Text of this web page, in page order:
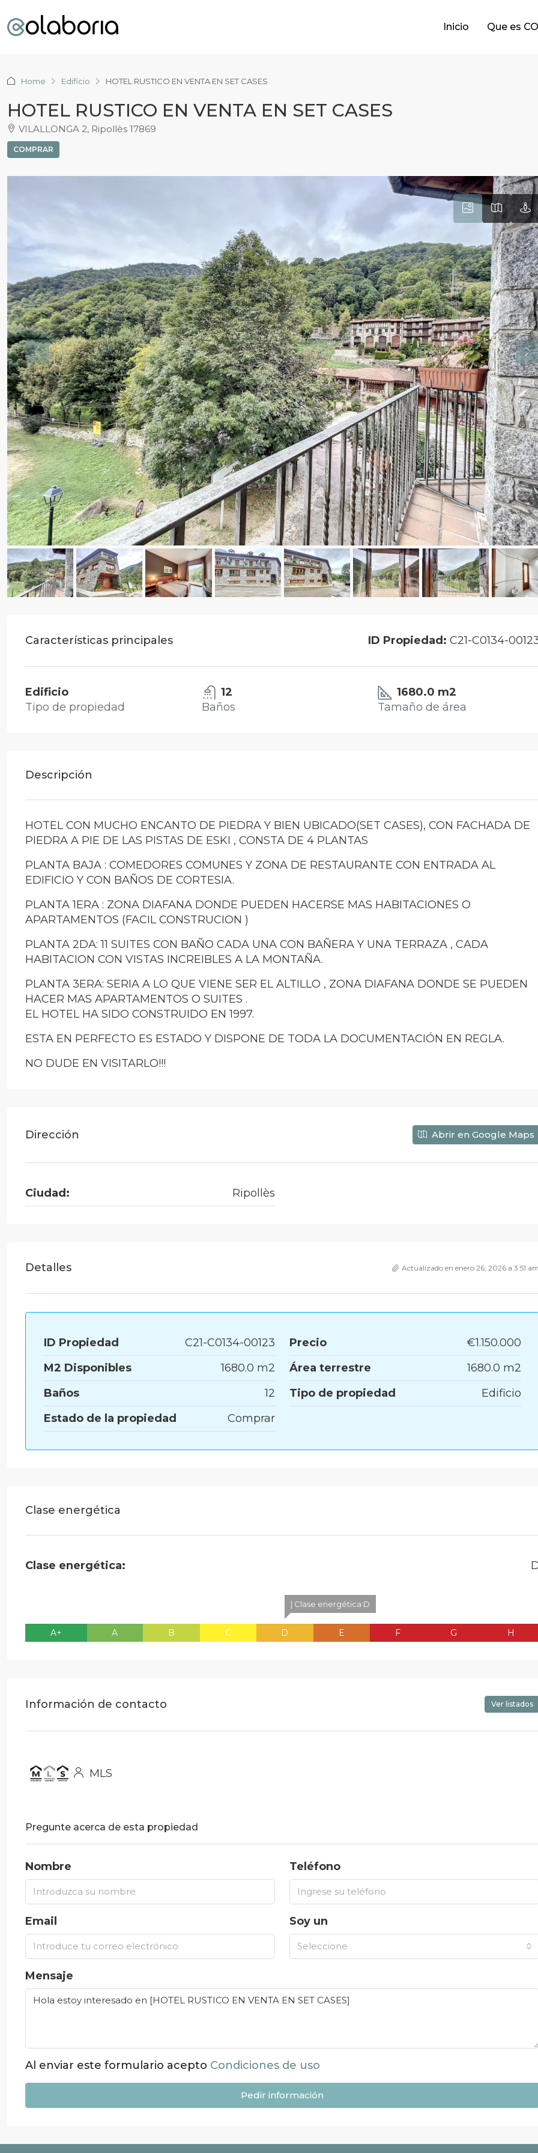
Inicio Que es
Home Edificio HOTEL RUSTICO EN VENTA EN SET CASES
HOTEL RUSTICO EN VENTA EN SET CASES
VILALLONGA 2, Ripollès 17869
COMPRAR
Características principales ID Propiedad: C21-C0134-
Edificio
Tipo de propiedad
12
Baños
1680.0 m2
Tamaño de área
Descripción
HOTEL CON MUCHO ENCANTO DE PIEDRA Y BIEN UBICADO(SET CASES), CON FACHADA DE
PIEDRA A PIE DE LAS PISTAS DE ESKI , CONSTA DE 4 PLANTAS
PLANTA BAJA : COMEDORES COMUNES Y ZONA DE RESTAURANTE CON ENTRADA AL
EDIFICIO Y CON BAÑOS DE CORTESIA.
PLANTA 1ERA : ZONA DIAFANA DONDE PUEDEN HACERSE MAS HABITACIONES O
APARTAMENTOS (FACIL CONSTRUCION )
PLANTA 2DA: 11 SUITES CON BAÑO CADA UNA CON BAÑERA Y UNA TERRAZA , CADA
HABITACION CON VISTAS INCREIBLES A LA MONTAÑA.
PLANTA 3ERA: SERIA A LO QUE VIENE SER EL ALTILLO , ZONA DIAFANA DONDE SE PUEDEN
HACER MAS APARTAMENTOS O SUITES .
EL HOTEL HA SIDO CONSTRUIDO EN 1997.
ESTA EN PERFECTO ES ESTADO Y DISPONE DE TODA LA DOCUMENTACIÓN EN REGLA.
NO DUDE EN VISITARLO!!!
Dirección Abrir en Google Maps
Ciudad: Ripollès
Detalles Actualizado en enero 26, 2026 a 3:51
ID Propiedad C21-C0134-00123 Precio
€1.150.000
M2 Disponibles
1680.0 m2 Área terrestre
1680.0 m2
Baños
12 Tipo de propiedad
Edificio
Estado de la propiedad
Comprar
Clase energética
Clase energética:
A+ A B C
| Clase energética D
D E F G H
Información de contacto Ver listados
MLS
Pregunte acerca de esta propiedad
Nombre Teléfono
Email Soy un
Seleccione
Mensaje
Al enviar este formulario acepto Condiciones de uso
Pedir información